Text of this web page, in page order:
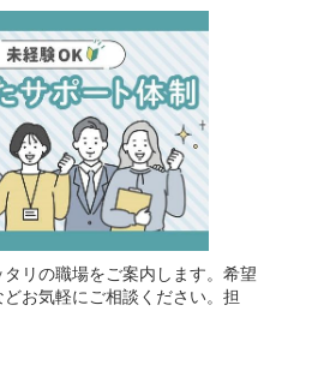
リの職場をご案内します。希望
お気軽にご相談ください。担